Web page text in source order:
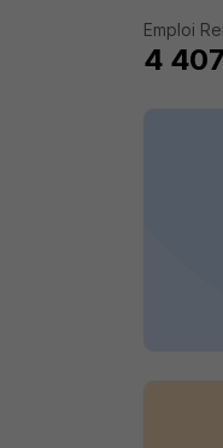
Emploi
4 407